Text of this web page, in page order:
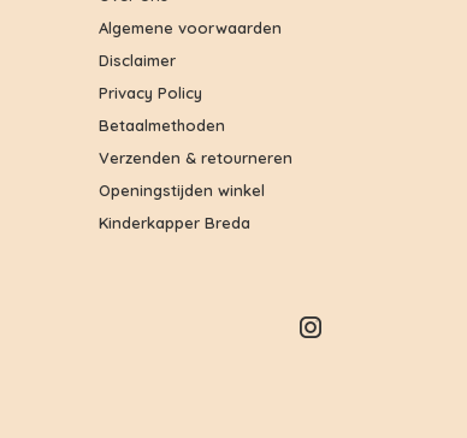
Algemene voorwaarden
Disclaimer
Privacy Policy
Betaalmethoden
Verzenden & retourneren
Openingstijden winkel
Kinderkapper Breda